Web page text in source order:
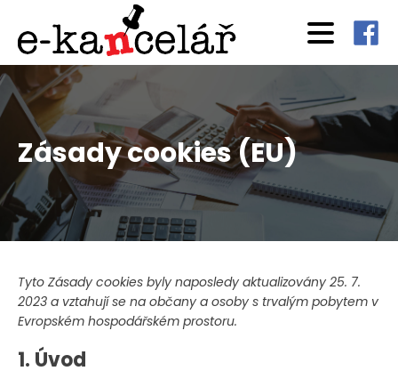
Zásady cookies (EU)
Tyto Zásady cookies byly naposledy aktualizovány 25. 7.
2023 a vztahují se na občany a osoby s trvalým pobytem v
Evropském hospodářském prostoru.
1. Úvod